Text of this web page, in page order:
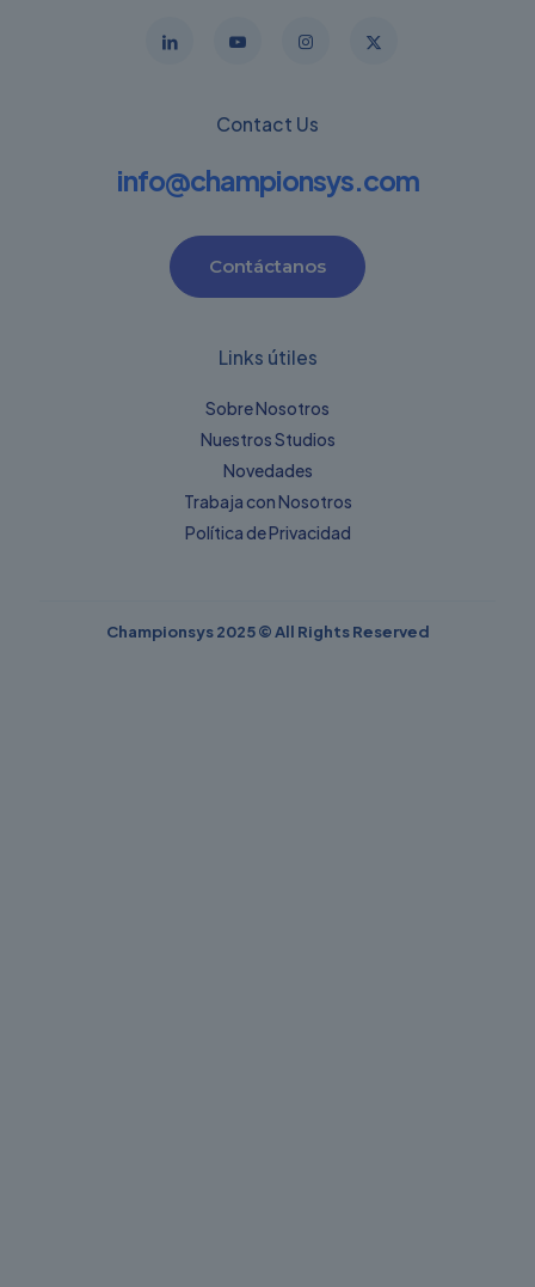
Contact Us
info@championsys.com
Contáctanos
Links útiles
Sobre Nosotros
Nuestros Studios
Novedades
Trabaja con Nosotros
Política de Privacidad
Championsys2025 © All Rights Reserved